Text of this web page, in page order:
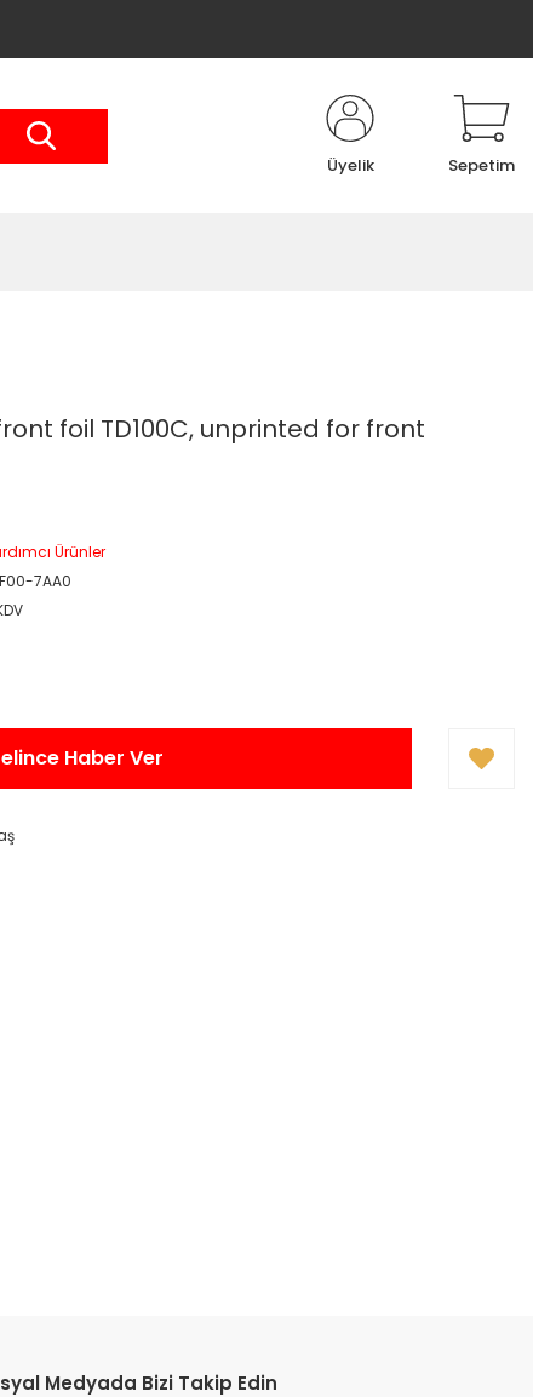
Üyelik Sepetim
foil TD100C, unprinted for front
Ürünler
7AA0
Haber Ver
Medyada Bizi Takip Edin